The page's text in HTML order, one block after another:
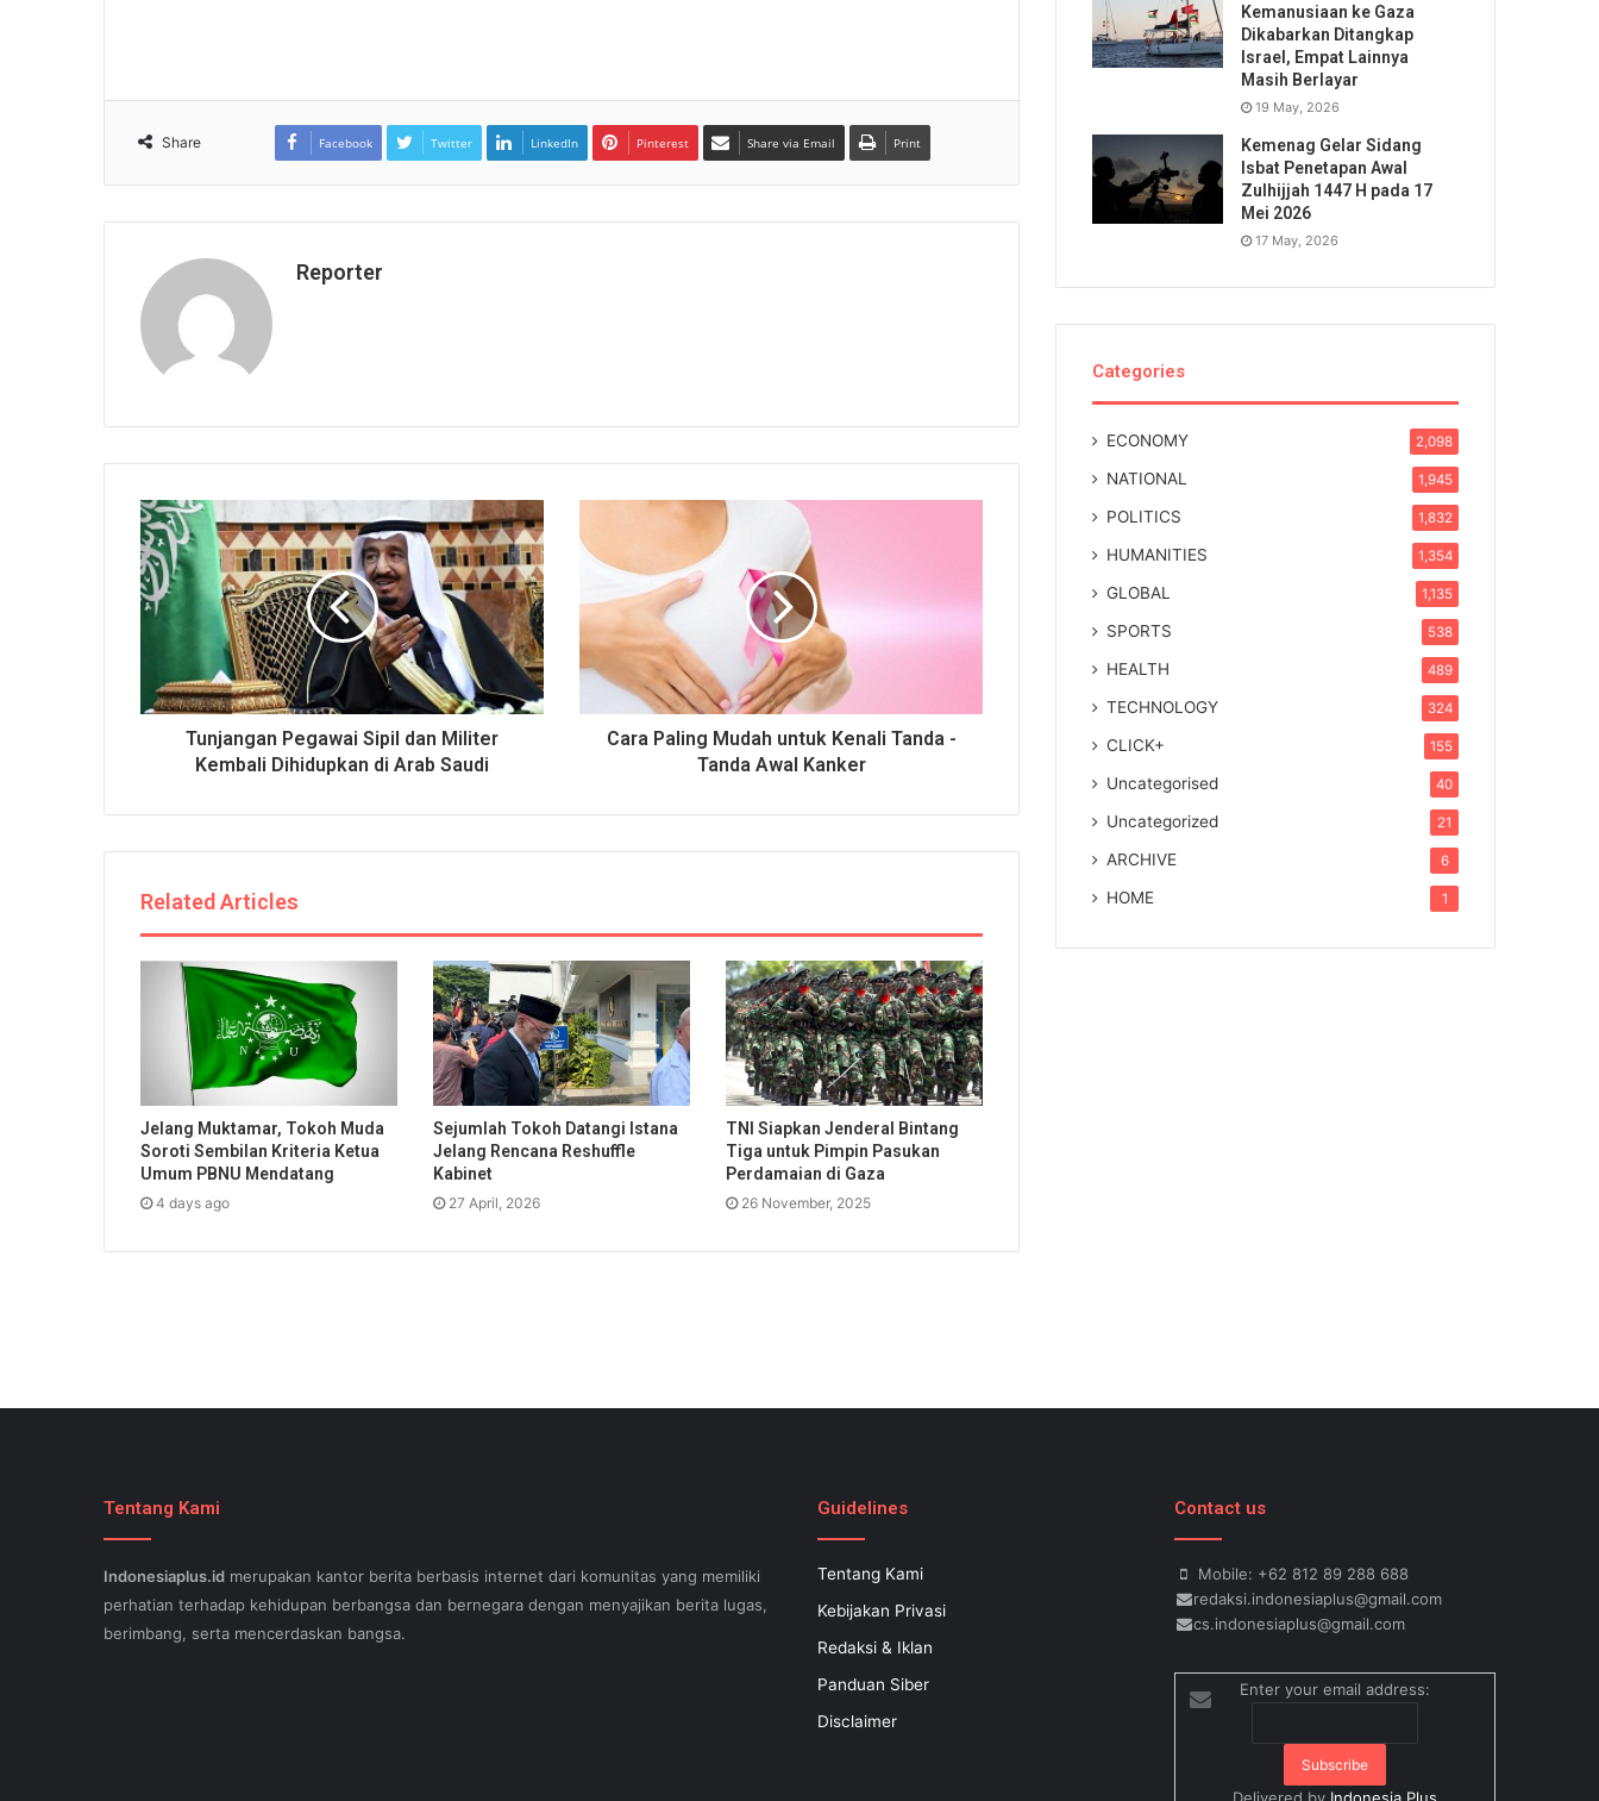
Share Facebook Twitter LinkedIn Pinterest Share via Email Print
Reporter
Tunjangan Pegawai Sipil dan Militer
Kembali Dihidupkan di Arab Saudi
Cara Paling Mudah untuk Kenali Tanda -
Tanda Awal Kanker
Related Articles
Jelang Muktamar, Tokoh Muda
Soroti Sembilan Kriteria Ketua
Umum PBNU Mendatang
4 days ago
Sejumlah Tokoh Datangi Istana
Jelang Rencana Reshuffle
Kabinet
27 April, 2026
TNI Siapkan Jenderal Bintang
Tiga untuk Pimpin Pasukan
Perdamaian di Gaza
26 November, 2025
Kemanusiaan ke Gaza
Dikabarkan Ditangkap
Israel, Empat Lainnya
Masih Berlayar
19 May, 2026
Kemenag Gelar Sidang
Isbat Penetapan Awal
Zulhijjah 1447 H pada 17
Mei 2026
17 May, 2026
Categories
ECONOMY 2,098
NATIONAL 1,945
POLITICS 1,832
HUMANITIES 1,354
GLOBAL 1,135
SPORTS 538
HEALTH 489
TECHNOLOGY 324
CLICK+ 155
Uncategorised 40
Uncategorized 21
ARCHIVE 6
HOME 1
Tentang Kami
Indonesiaplus.id merupakan kantor berita berbasis internet dari komunitas yang memiliki
perhatian terhadap kehidupan berbangsa dan bernegara dengan menyajikan berita lugas,
berimbang, serta mencerdaskan bangsa.
Guidelines
Tentang Kami
Kebijakan Privasi
Redaksi & Iklan
Panduan Siber
Disclaimer
Contact us
Mobile: +62 812 89 288 688
redaksi.indonesiaplus@gmail.com
cs.indonesiaplus@gmail.com
Enter your email address: